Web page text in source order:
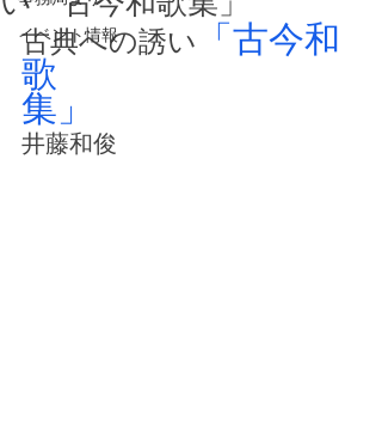
イベント情報
古典への誘い
「古今和
歌
集」
井藤和俊